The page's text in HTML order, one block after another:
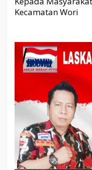
Kecamatan Wori